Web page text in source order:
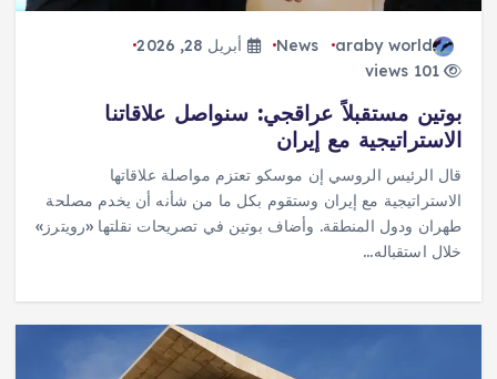
araby world
News
أبريل 28, 2026
101 views
بوتين مستقبلاً عراقجي: سنواصل علاقاتنا
الاستراتيجية مع إيران
قال الرئيس الروسي إن موسكو تعتزم مواصلة علاقاتها
الاستراتيجية مع إيران وستقوم بكل ما من شأنه أن يخدم مصلحة
طهران ودول المنطقة. وأضاف بوتين في تصريحات نقلتها «رويترز»
خلال استقباله…